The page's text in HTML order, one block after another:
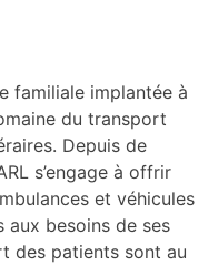
familiale implantée à
du transport
Depuis de
s’engage à offrir
et véhicules
aux besoins de ses
des patients sont au